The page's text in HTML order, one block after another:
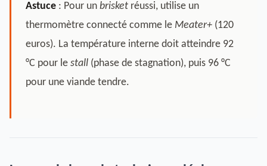
Astuce : Pour un brisket réussi, utilise un
thermomètre connecté comme le Meater+ (120
euros). La température interne doit atteindre 92
°C pour le stall (phase de stagnation), puis 96 °C
pour une viande tendre.